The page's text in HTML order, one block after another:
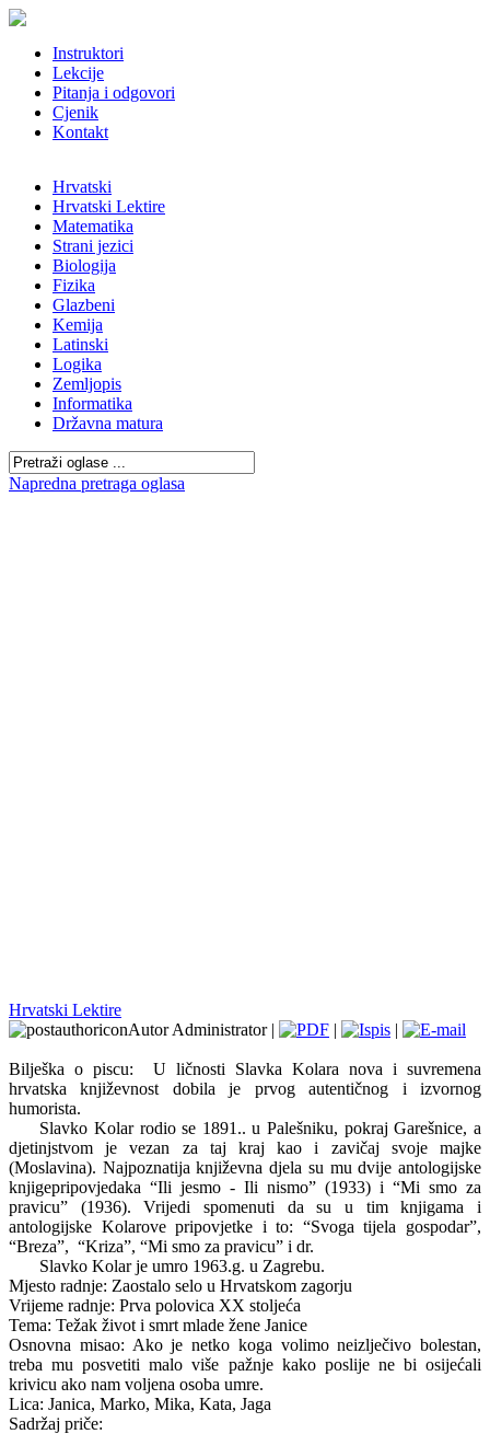
Instruktori
Lekcije
Pitanja i odgovori
Cjenik
Kontakt
Hrvatski
Hrvatski Lektire
Matematika
Strani jezici
Biologija
Fizika
Glazbeni
Kemija
Latinski
Logika
Zemljopis
Informatika
Državna matura
Napredna pretraga oglasa
Hrvatski Lektire
Autor Administrator |
| |
Bilješka o piscu:
U ličnosti Slavka Kolara nova i suvremena
hrvatska književnost dobila je prvog autentičnog i izvornog
humorista.
Slavko Kolar rodio se 1891.. u Palešniku, pokraj Garešnice, a
djetinjstvom je vezan za taj kraj kao i zavičaj svoje majke
(Moslavina). Najpoznatija književna djela su mu dvije antologijske
knjigepripovjedaka “Ili jesmo - Ili nismo” (1933) i “Mi smo za
pravicu” (1936). Vrijedi spomenuti da su u tim knjigama i
antologijske Kolarove pripovjetke i to: “Svoga tijela gospodar”,
“Breza”, “Kriza”, “Mi smo za pravicu” i dr.
Slavko Kolar je umro 1963.g. u Zagrebu.
Mjesto radnje: Zaostalo selo u Hrvatskom zagorju
Vrijeme radnje: Prva polovica XX stoljeća
Tema: Težak život i smrt mlade žene Janice
Osnovna misao: Ako je netko koga volimo neizlječivo bolestan,
treba mu posvetiti malo više pažnje kako poslije ne bi osijećali
krivicu ako nam voljena osoba umre.
Lica: Janica, Marko, Mika, Kata, Jaga
Sadržaj priče: